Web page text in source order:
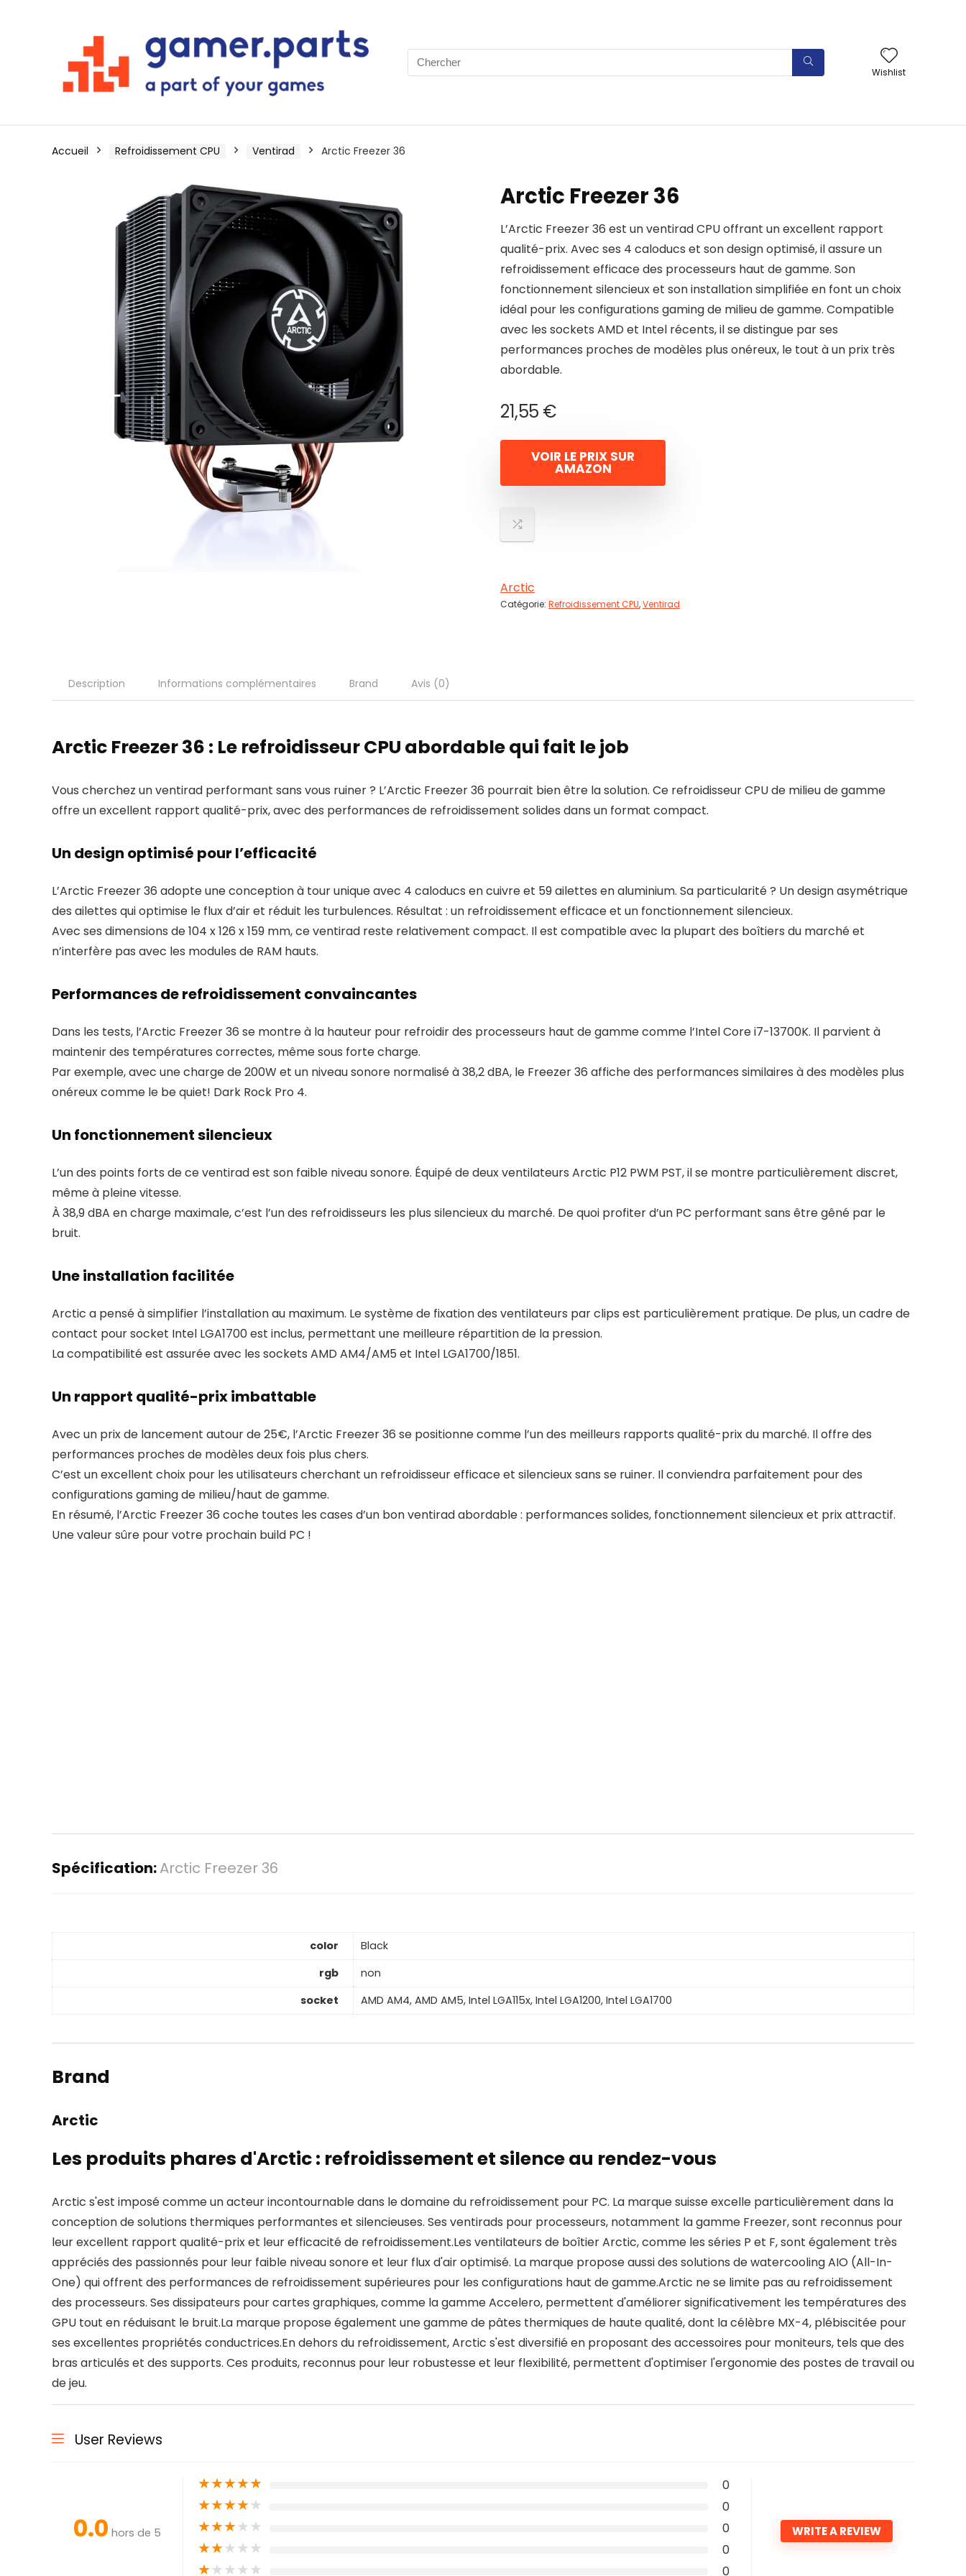
Search
for:
Wishlist
Accueil Refroidissement CPU Ventirad Arctic Freezer 36
Arctic Freezer 36
L’Arctic Freezer 36 est un ventirad CPU offrant un excellent rapport
qualité-prix. Avec ses 4 caloducs et son design optimisé, il assure un
refroidissement efficace des processeurs haut de gamme. Son
fonctionnement silencieux et son installation simplifiée en font un choix
idéal pour les configurations gaming de milieu de gamme. Compatible
avec les sockets AMD et Intel récents, il se distingue par ses
performances proches de modèles plus onéreux, le tout à un prix très
abordable.
21,55 €
VOIR LE PRIX SUR
AMAZON
Arctic
Catégorie: Refroidissement CPU,Ventirad
Description Informations complémentaires Brand Avis (0)
Arctic Freezer 36 : Le refroidisseur CPU abordable qui fait le job
Vous cherchez un ventirad performant sans vous ruiner ? L’Arctic Freezer 36 pourrait bien être la solution. Ce refroidisseur CPU de milieu de gamme
offre un excellent rapport qualité-prix, avec des performances de refroidissement solides dans un format compact.
Un design optimisé pour l’efficacité
L’Arctic Freezer 36 adopte une conception à tour unique avec 4 caloducs en cuivre et 59 ailettes en aluminium. Sa particularité ? Un design asymétrique
des ailettes qui optimise le flux d’air et réduit les turbulences. Résultat : un refroidissement efficace et un fonctionnement silencieux.
Avec ses dimensions de 104 x 126 x 159 mm, ce ventirad reste relativement compact. Il est compatible avec la plupart des boîtiers du marché et
n’interfère pas avec les modules de RAM hauts.
Performances de refroidissement convaincantes
Dans les tests, l’Arctic Freezer 36 se montre à la hauteur pour refroidir des processeurs haut de gamme comme l’Intel Core i7-13700K. Il parvient à
maintenir des températures correctes, même sous forte charge.
Par exemple, avec une charge de 200W et un niveau sonore normalisé à 38,2 dBA, le Freezer 36 affiche des performances similaires à des modèles plus
onéreux comme le be quiet! Dark Rock Pro 4.
Un fonctionnement silencieux
L’un des points forts de ce ventirad est son faible niveau sonore. Équipé de deux ventilateurs Arctic P12 PWM PST, il se montre particulièrement discret,
même à pleine vitesse.
À 38,9 dBA en charge maximale, c’est l’un des refroidisseurs les plus silencieux du marché. De quoi profiter d’un PC performant sans être gêné par le
bruit.
Une installation facilitée
Arctic a pensé à simplifier l’installation au maximum. Le système de fixation des ventilateurs par clips est particulièrement pratique. De plus, un cadre de
contact pour socket Intel LGA1700 est inclus, permettant une meilleure répartition de la pression.
La compatibilité est assurée avec les sockets AMD AM4/AM5 et Intel LGA1700/1851.
Un rapport qualité-prix imbattable
Avec un prix de lancement autour de 25€, l’Arctic Freezer 36 se positionne comme l’un des meilleurs rapports qualité-prix du marché. Il offre des
performances proches de modèles deux fois plus chers.
C’est un excellent choix pour les utilisateurs cherchant un refroidisseur efficace et silencieux sans se ruiner. Il conviendra parfaitement pour des
configurations gaming de milieu/haut de gamme.
En résumé, l’Arctic Freezer 36 coche toutes les cases d’un bon ventirad abordable : performances solides, fonctionnement silencieux et prix attractif.
Une valeur sûre pour votre prochain build PC !
Spécification:Arctic Freezer 36
color
Black
rgb
non
socket
AMD AM4, AMD AM5, Intel LGA115x, Intel LGA1200, Intel LGA1700
Brand
Arctic
Les produits phares d'Arctic : refroidissement et silence au rendez-vous
Arctic s'est imposé comme un acteur incontournable dans le domaine du refroidissement pour PC. La marque suisse excelle particulièrement dans la
conception de solutions thermiques performantes et silencieuses. Ses ventirads pour processeurs, notamment la gamme Freezer, sont reconnus pour
leur excellent rapport qualité-prix et leur efficacité de refroidissement.Les ventilateurs de boîtier Arctic, comme les séries P et F, sont également très
appréciés des passionnés pour leur faible niveau sonore et leur flux d'air optimisé. La marque propose aussi des solutions de watercooling AIO (All-In-
One) qui offrent des performances de refroidissement supérieures pour les configurations haut de gamme.Arctic ne se limite pas au refroidissement
des processeurs. Ses dissipateurs pour cartes graphiques, comme la gamme Accelero, permettent d'améliorer significativement les températures des
GPU tout en réduisant le bruit.La marque propose également une gamme de pâtes thermiques de haute qualité, dont la célèbre MX-4, plébiscitée pour
ses excellentes propriétés conductrices.En dehors du refroidissement, Arctic s'est diversifié en proposant des accessoires pour moniteurs, tels que des
bras articulés et des supports. Ces produits, reconnus pour leur robustesse et leur flexibilité, permettent d'optimiser l'ergonomie des postes de travail ou
de jeu.
User Reviews
0.0 hors de 5
★★★★★ 0
★★★★★ 0
★★★★★ 0
★★★★★ 0
★★★★★ 0
WRITE A REVIEW